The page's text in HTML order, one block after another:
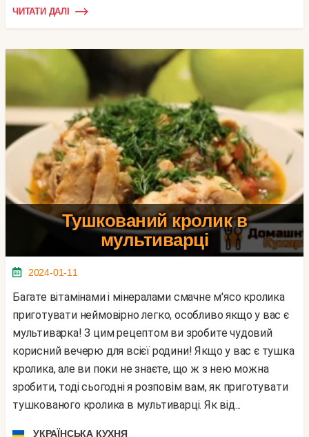
ЧИТАТИ ДАЛІ
Тушкований кролик в
мультиварці
2024-01-11
Багате вітамінами і мінералами смачне м'ясо кролика
приготувати неймовірно легко, особливо якщо у вас є
мультиварка! З цим рецептом ви зробите чудовий
корисний вечерю для всієї родини! Якщо у вас є тушка
кролика, але ви поки не знаєте, що ж з нею можна
зробити, тоді сьогодні я розповім вам, як приготувати
тушкованого кролика в мультиварці. Як від...
УКРАЇНСЬКА КУХНЯ